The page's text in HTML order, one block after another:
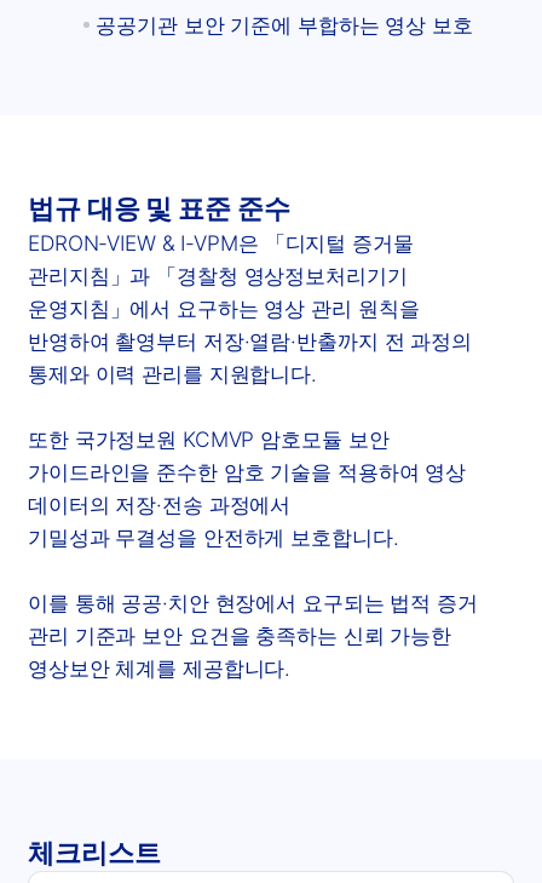
공공기관 보안 기준에 부합하는 영상 보호
법규 대응 및 표준 준수
EDRON-VIEW & I-VPM은 「디지털 증거물
관리지침」과 「경찰청 영상정보처리기기
운영지침」에서 요구하는 영상 관리 원칙을
반영하여 촬영부터 저장·열람·반출까지 전 과정의
통제와 이력 관리를 지원합니다.
또한 국가정보원 KCMVP 암호모듈 보안
가이드라인을 준수한 암호 기술을 적용하여 영상
데이터의 저장·전송 과정에서
기밀성과 무결성을 안전하게 보호합니다.
이를 통해 공공·치안 현장에서 요구되는 법적 증거
관리 기준과 보안 요건을 충족하는 신뢰 가능한
영상보안 체계를 제공합니다.
체크리스트